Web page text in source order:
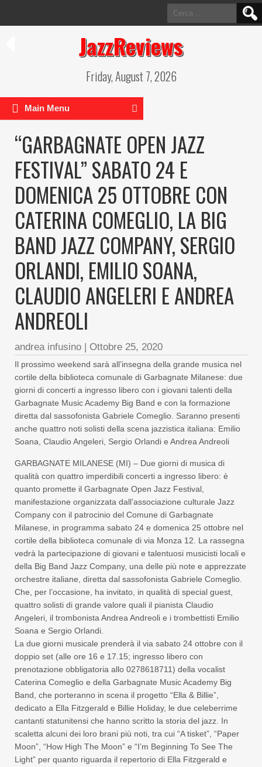
Ricerca
per:
JazzReviews
Friday, August 7, 2026
Main Menu
“GARBAGNATE OPEN JAZZ
FESTIVAL” SABATO 24 E
DOMENICA 25 OTTOBRE CON
CATERINA COMEGLIO, LA BIG
BAND JAZZ COMPANY, SERGIO
ORLANDI, EMILIO SOANA,
CLAUDIO ANGELERI E ANDREA
ANDREOLI
andrea infusino | Ottobre 25, 2020
Il prossimo weekend sarà all’insegna della grande musica nel
cortile della biblioteca comunale di Garbagnate Milanese: due
giorni di concerti a ingresso libero con i giovani talenti della
Garbagnate Music Academy Big Band e con la formazione
diretta dal sassofonista Gabriele Comeglio. Saranno presenti
anche quattro noti solisti della scena jazzistica italiana: Emilio
Soana, Claudio Angeleri, Sergio Orlandi e Andrea Andreoli
GARBAGNATE MILANESE (MI) – Due giorni di musica di
qualità con quattro imperdibili concerti a ingresso libero: è
quanto promette il Garbagnate Open Jazz Festival,
manifestazione organizzata dall’associazione culturale Jazz
Company con il patrocinio del Comune di Garbagnate
Milanese, in programma sabato 24 e domenica 25 ottobre nel
cortile della biblioteca comunale di via Monza 12. La rassegna
vedrà la partecipazione di giovani e talentuosi musicisti locali e
della Big Band Jazz Company, una delle più note e apprezzate
orchestre italiane, diretta dal sassofonista Gabriele Comeglio.
Che, per l’occasione, ha invitato, in qualità di special guest,
quattro solisti di grande valore quali il pianista Claudio
Angeleri, il trombonista Andrea Andreoli e i trombettisti Emilio
Soana e Sergio Orlandi.
La due giorni musicale prenderà il via sabato 24 ottobre con il
doppio set (alle ore 16 e 17.15; ingresso libero con
prenotazione obbligatoria allo 0278618711) della vocalist
Caterina Comeglio e della Garbagnate Music Academy Big
Band, che porteranno in scena il progetto “Ella & Billie”,
dedicato a Ella Fitzgerald e Billie Holiday, le due celeberrime
cantanti statunitensi che hanno scritto la storia del jazz. In
scaletta alcuni dei loro brani più noti, tra cui “A tisket”, “Paper
Moon”, “How High The Moon” e “I’m Beginning To See The
Light” per quanto riguarda il repertorio di Ella Fitzgerald e